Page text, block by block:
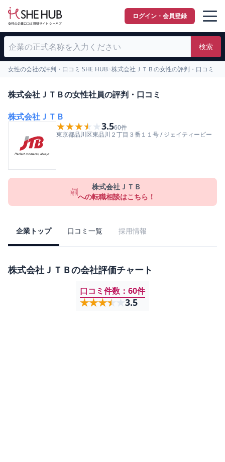
ログイン・会員登録
検索
女性の会社の評判・口コミ SHE HUB 株式会社ＪＴＢの女性の評判・口コミ
株式会社ＪＴＢの女性社員の評判・口コミ
株式会社ＪＴＢ
★★★★★
★★★★★3.560件
東京都品川区東品川２丁目３番１１号/ジェイティービー
株式会社ＪＴＢ
への転職相談はこちら！
企業トップ 口コミ一覧 採用情報
株式会社ＪＴＢの会社評価チャート
口コミ件数： 60件
★★★★★
★★★★★ 3.5